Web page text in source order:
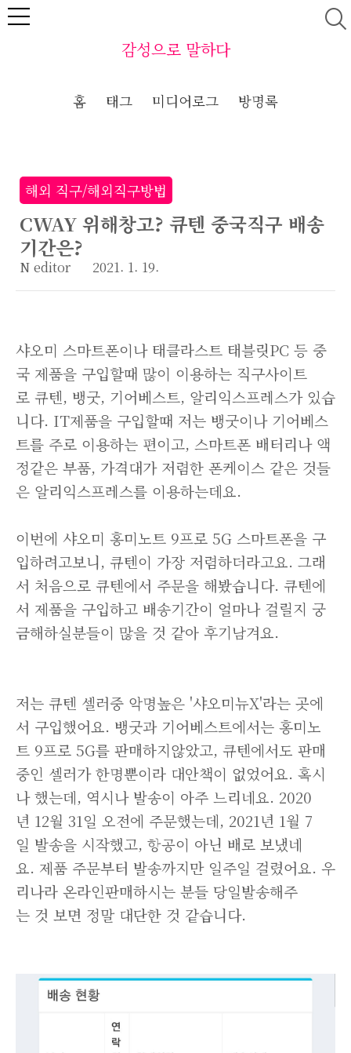
본문 바로가기
감성으로 말하다
홈 태그 미디어로그 방명록
해외 직구/해외직구방법
CWAY 위해창고? 큐텐 중국직구 배송
기간은?
N editor 2021. 1. 19.
샤오미 스마트폰이나 태클라스트 태블릿PC 등 중
국 제품을 구입할때 많이 이용하는 직구사이트
로 큐텐, 뱅굿, 기어베스트, 알리익스프레스가 있습
니다. IT제품을 구입할때 저는 뱅굿이나 기어베스
트를 주로 이용하는 편이고, 스마트폰 배터리나 액
정같은 부품, 가격대가 저렴한 폰케이스 같은 것들
은 알리익스프레스를 이용하는데요.
이번에 샤오미 홍미노트 9프로 5G 스마트폰을 구
입하려고보니, 큐텐이 가장 저렴하더라고요. 그래
서 처음으로 큐텐에서 주문을 해봤습니다. 큐텐에
서 제품을 구입하고 배송기간이 얼마나 걸릴지 궁
금해하실분들이 많을 것 같아 후기남겨요.
저는 큐텐 셀러중 악명높은 '샤오미뉴X'라는 곳에
서 구입했어요. 뱅굿과 기어베스트에서는 홍미노
트 9프로 5G를 판매하지않았고, 큐텐에서도 판매
중인 셀러가 한명뿐이라 대안책이 없었어요. 혹시
나 했는데, 역시나 발송이 아주 느리네요. 2020
년 12월 31일 오전에 주문했는데, 2021년 1월 7
일 발송을 시작했고, 항공이 아닌 배로 보냈네
요. 제품 주문부터 발송까지만 일주일 걸렸어요. 우
리나라 온라인판매하시는 분들 당일발송해주
는 것 보면 정말 대단한 것 같습니다.